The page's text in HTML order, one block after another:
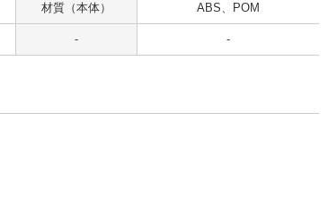
材質（本体） ABS、POM
- -